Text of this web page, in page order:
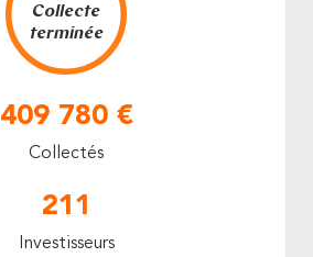
Collecte
terminée
409 780 €
Collectés
211
Investisseurs